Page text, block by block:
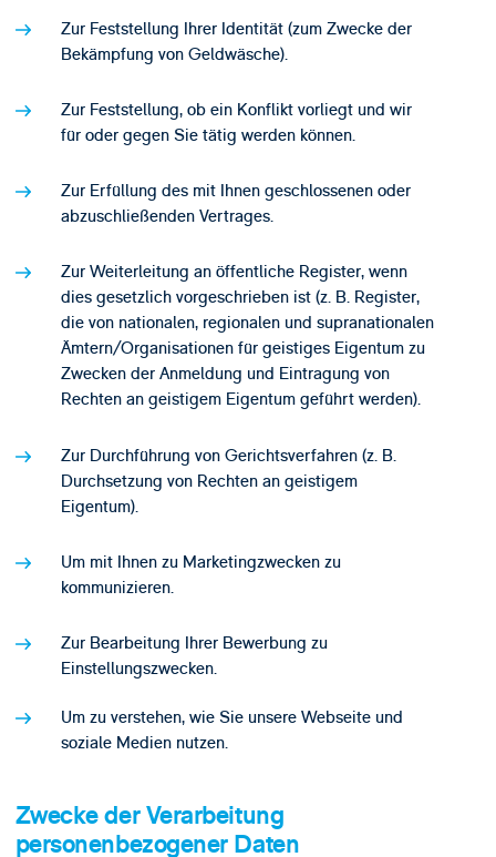
Zur Feststellung Ihrer Identität (zum Zwecke der
Bekämpfung von Geldwäsche).
Zur Feststellung, ob ein Konflikt vorliegt und wir
für oder gegen Sie tätig werden können.
Zur Erfüllung des mit Ihnen geschlossenen oder
abzuschließenden Vertrages.
Zur Weiterleitung an öffentliche Register, wenn
dies gesetzlich vorgeschrieben ist (z. B. Register,
die von nationalen, regionalen und supranationalen
Ämtern/Organisationen für geistiges Eigentum zu
Zwecken der Anmeldung und Eintragung von
Rechten an geistigem Eigentum geführt werden).
Zur Durchführung von Gerichtsverfahren (z. B.
Durchsetzung von Rechten an geistigem
Eigentum).
Um mit Ihnen zu Marketingzwecken zu
kommunizieren.
Zur Bearbeitung Ihrer Bewerbung zu
Einstellungszwecken.
Um zu verstehen, wie Sie unsere Webseite und
soziale Medien nutzen.
Zwecke der Verarbeitung
personenbezogener Daten